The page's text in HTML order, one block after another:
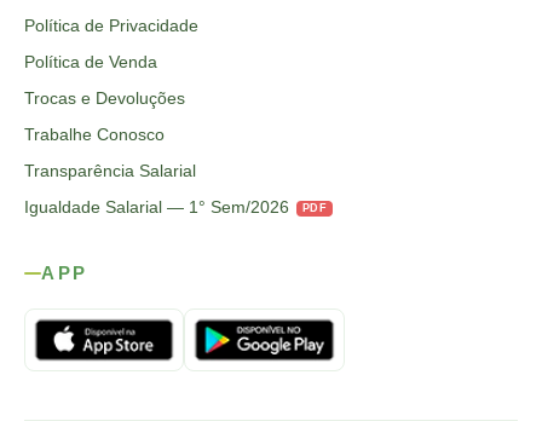
Política de Privacidade
Política de Venda
Trocas e Devoluções
Trabalhe Conosco
Transparência Salarial
Igualdade Salarial — 1° Sem/2026
PDF
APP